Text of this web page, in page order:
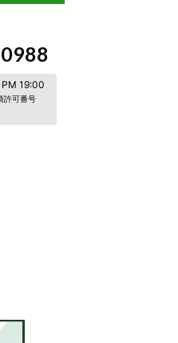
19:00
許可番号